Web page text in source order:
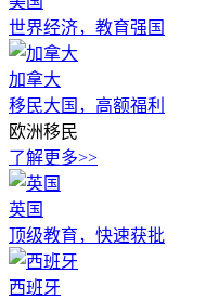
世界经济，教育强国
加拿大
移民大国，高额福利
欧洲移民
了解更多>>
英国
顶级教育，快速获批
西班牙